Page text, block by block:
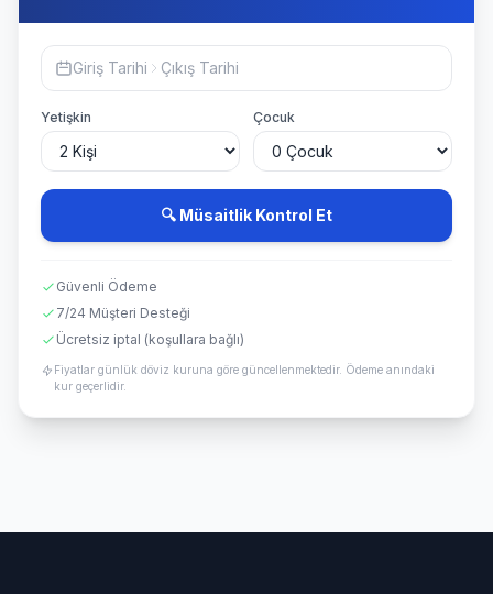
Giriş Tarihi Çıkış Tarihi
Yetişkin Çocuk
🔍 Müsaitlik Kontrol Et
Güvenli Ödeme
7/24 Müşteri Desteği
Ücretsiz iptal (koşullara bağlı)
Fiyatlar günlük döviz kuruna göre güncellenmektedir. Ödeme anındaki
kur geçerlidir.